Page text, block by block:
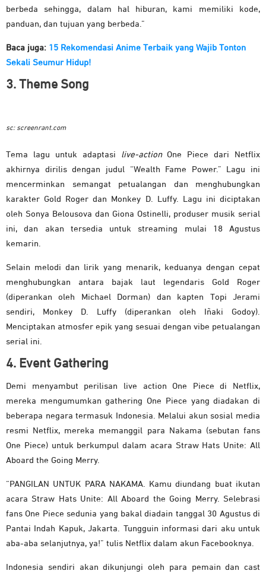
berbeda sehingga, dalam hal hiburan, kami memiliki kode,
panduan, dan tujuan yang berbeda.”
Baca juga: 15 Rekomendasi Anime Terbaik yang Wajib Tonton
Sekali Seumur Hidup!
3. Theme Song
sc: screenrant.com
Tema lagu untuk adaptasi live-actionOne Piece dari Netflix
akhirnya dirilis dengan judul “Wealth Fame Power.” Lagu ini
mencerminkan semangat petualangan dan menghubungkan
karakter Gold Roger dan Monkey D. Luffy. Lagu ini diciptakan
oleh Sonya Belousova dan Giona Ostinelli, produser musik serial
ini, dan akan tersedia untuk streaming mulai 18 Agustus
kemarin.
Selain melodi dan lirik yang menarik, keduanya dengan cepat
menghubungkan antara bajak laut legendaris Gold Roger
(diperankan oleh Michael Dorman) dan kapten Topi Jerami
sendiri, Monkey D. Luffy (diperankan oleh Iñaki Godoy).
Menciptakan atmosfer epik yang sesuai dengan vibe petualangan
serial ini.
4. Event Gathering
Demi menyambut perilisan live action One Piece di Netflix,
mereka mengumumkan gathering One Piece yang diadakan di
beberapa negara termasuk Indonesia. Melalui akun sosial media
resmi Netflix, mereka memanggil para Nakama (sebutan fans
One Piece) untuk berkumpul dalam acara Straw Hats Unite: All
Aboard the Going Merry.
“PANGILAN UNTUK PARA NAKAMA. Kamu diundang buat ikutan
acara Straw Hats Unite: All Aboard the Going Merry. Selebrasi
fans One Piece sedunia yang bakal diadain tanggal 30 Agustus di
Pantai Indah Kapuk, Jakarta. Tungguin informasi dari aku untuk
aba-aba selanjutnya, ya!” tulis Netflix dalam akun Facebooknya.
Indonesia sendiri akan dikunjungi oleh para pemain dan cast